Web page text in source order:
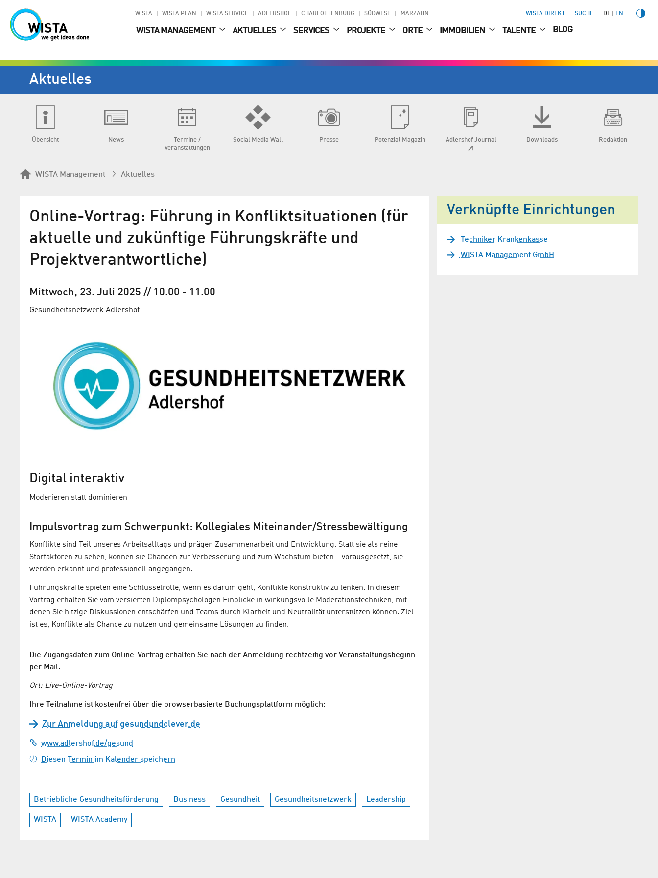
WISTA WISTA.PLAN WISTA.SERVICE ADLERSHOF CHARLOTTENBURG SÜDWEST MARZAHN WISTA DIREKT SUCHE DE EN
WISTA MANAGEMENT AKTUELLES SERVICES PROJEKTE ORTE IMMOBILIEN TALENTE BLOG
Aktuelles
Übersicht News
Termine /
Veranstaltungen
Social Media Wall Presse Potenzial Magazin Adlershof Journal Downloads Redaktion
WISTA Management Aktuelles
Online-Vortrag: Führung in Konfliktsituationen (für
aktuelle und zukünftige Führungskräfte und
Projektverantwortliche)
Mittwoch, 23. Juli 2025 // 10.00 - 11.00
Gesundheits­netzwerk Adlershof
Digital interaktiv
Moderieren statt dominieren
Impulsvortrag zum Schwerpunkt: Kollegiales Miteinander/Stressbewältigung
Konflikte sind Teil unseres Arbeitsalltags und prägen Zusammenarbeit und Entwicklung. Statt sie als reine
Störfaktoren zu sehen, können sie Chancen zur Verbesserung und zum Wachstum bieten – vorausgesetzt, sie
werden erkannt und professionell angegangen.
Führungskräfte spielen eine Schlüsselrolle, wenn es darum geht, Konflikte konstruktiv zu lenken. In diesem
Vortrag erhalten Sie vom versierten Diplompsychologen Einblicke in wirkungsvolle Moderationstechniken, mit
denen Sie hitzige Diskussionen entschärfen und Teams durch Klarheit und Neutralität unterstützen können. Ziel
ist es, Konflikte als Chance zu nutzen und gemeinsame Lösungen zu finden.
Die Zugangsdaten zum Online-Vortrag erhalten Sie nach der Anmeldung rechtzeitig vor Veranstaltungsbeginn
per Mail.
Ort: Live-Online-Vortrag
Ihre Teilnahme ist kostenfrei über die browserbasierte Buchungsplattform möglich:
Zur Anmeldung auf gesundundclever.de
www.adlershof.de/gesund
Diesen Termin im Kalender speichern
Betriebliche Gesundheitsförderung Business Gesundheit Gesundheitsnetzwerk Leadership
WISTA WISTA Academy
Verknüpfte Einrichtungen
Techniker Krankenkasse
WISTA Management GmbH